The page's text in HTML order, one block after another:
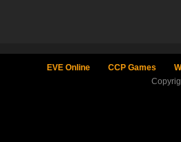
EVE Online CCP Games